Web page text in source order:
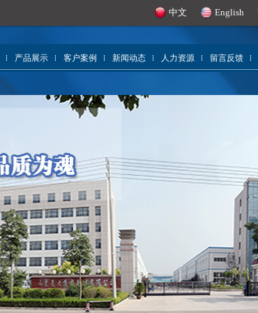
English
中文
产品展示 客户案例 新闻动态 人力资源 留言反馈